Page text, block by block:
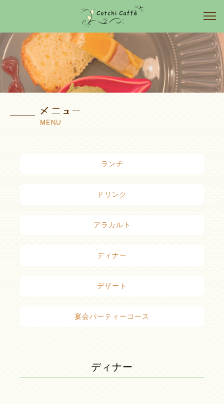
メニュー
MENU
ランチ
ドリンク
アラカルト
ディナー
デザート
宴会パーティーコース
ディナー